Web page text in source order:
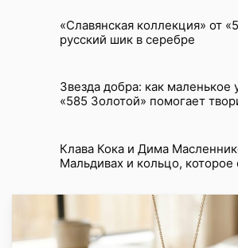
«Славянская коллекция» от
русский шик в серебре
Звезда добра: как маленькое
«585 Золотой» помогает
Клава Кока и Дима
Мальдивах и кольцо,